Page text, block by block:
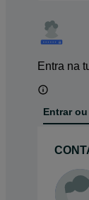
Entra na
Entrar